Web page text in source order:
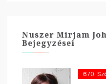
Nuszer Mirjam
Bejegyzései
670.